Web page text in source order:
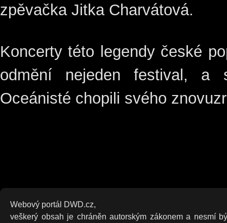
zpěvačka Jitka Charvátová.
Koncerty této legendy české
odmění nejeden festival, a
Oceánisté chopili svého
Webový portál DWD.cz,
veškerý obsah je chráněn autorským zákonem a nesmí